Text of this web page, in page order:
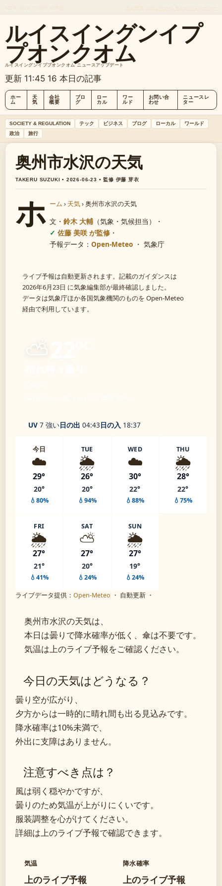
ルイスイングンイプ
プオンクオム
ルイスイングンイププオンクオム ニュースアップデート
更新 11:45 16 本日の記事
ホー
ム
天
気
会社
概要
ブロ
グ
ロー
カル
ワー
ルド
お問い合
わせ
ニュースレ
ター
SOCIETY & REGULATION テック ビジネス ブログ ローカル
ワールド
政治
旅行
奥州市水沢の天気
TAKERU SUZUKI • 2026-06-23 • 監修 伊藤 芽衣
ホ ーム › 天気›奥州市水沢の天気
文・ 鈴木 大輔 （気象・気候担当）
・
佐藤 美咲 が監修 ・
予報データ： Open-Meteo ・ 気象庁
ライブ予報は自動更新されます。記載のガイダンスは
2026年6月23日 に気象編集部が最終確認しました。
データは気象庁ほか各国気象機関のものを Open-Meteo
経由で利用しています。
⛅
UV 7 強い日の出 04:43日の入 18:37
今日
☁️
29°
20°
💧80%
TUE
🌦️
26°
20°
💧94%
WED
☁️
30°
22°
💧88%
THU
🌦️
28°
22°
💧75%
FRI
🌦️
27°
21°
💧41%
SAT
⛅
27°
20°
💧24%
SUN
🌦️
27°
19°
💧24%
ライブデータ提供： Open-Meteo ・ 自動更新 ・
奥州市水沢の天気は、
本日は曇りで降水確率が低く、傘は不要です。
気温は上のライブ予報をご確認ください。
今日の天気はどうなる？
曇り空が広がり、
夕方からは一時的に晴れ間も出る見込みです。
降水確率は10%未満で、
外出に支障はありません。
注意すべき点は？
風は弱く穏やかですが、
曇りのため気温が上がりにくいです。
服装調整を心がけてください。
詳細は上のライブ予報で確認できます。
気温
上のライブ予報
降水確率
上のライブ予報